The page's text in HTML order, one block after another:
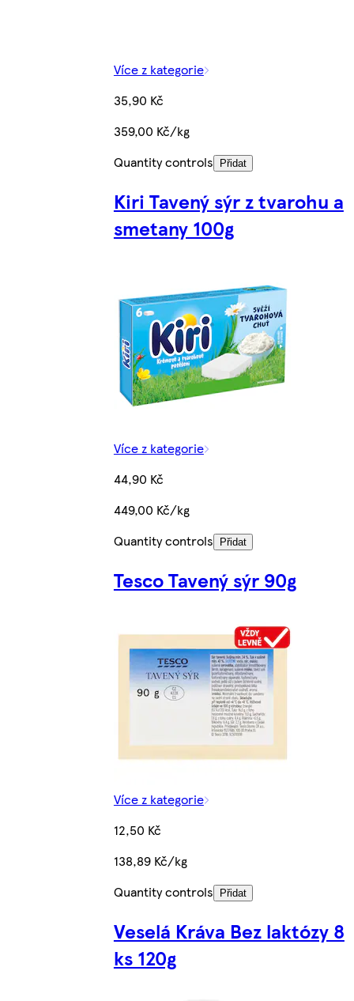
Více z kategorie
35,90 Kč
359,00 Kč/kg
Quantity controls
Přidat
Kiri Tavený sýr z tvarohu a
smetany 100g
Více z kategorie
44,90 Kč
449,00 Kč/kg
Quantity controls
Přidat
Tesco Tavený sýr 90g
Více z kategorie
12,50 Kč
138,89 Kč/kg
Quantity controls
Přidat
Veselá Kráva Bez laktózy 8
ks 120g